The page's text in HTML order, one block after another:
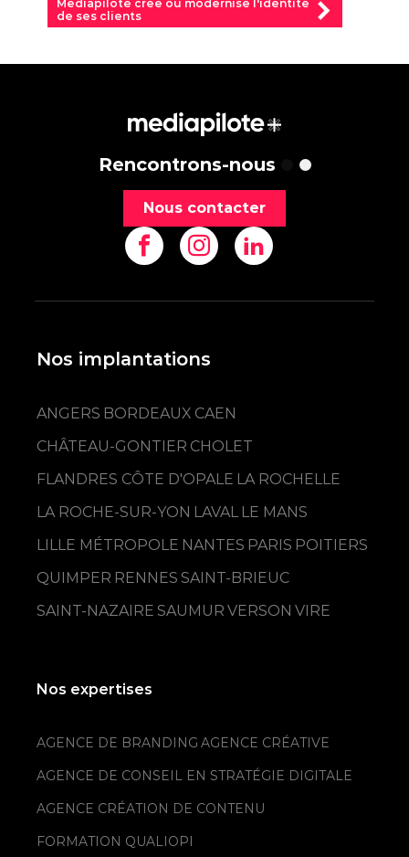
Mediapilote crée ou modernise l'identité
de ses clients
Rencontrons-nous
Nous contacter
Nos implantations
ANGERS BORDEAUX CAEN
CHÂTEAU-GONTIER CHOLET
FLANDRES CÔTE D'OPALE LA ROCHELLE
LA ROCHE-SUR-YON LAVAL LE MANS
LILLE MÉTROPOLE NANTES PARIS POITIERS
QUIMPER RENNES SAINT-BRIEUC
SAINT-NAZAIRE SAUMUR VERSON VIRE
Nos expertises
AGENCE DE BRANDING AGENCE CRÉATIVE
AGENCE DE CONSEIL EN STRATÉGIE DIGITALE
AGENCE CRÉATION DE CONTENU
FORMATION QUALIOPI